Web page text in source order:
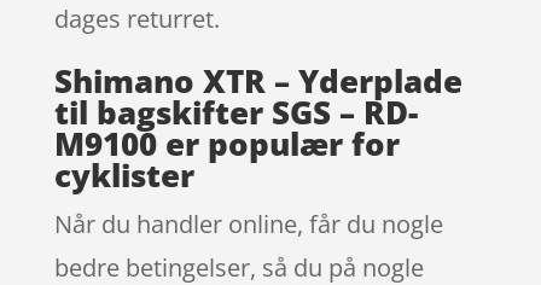
dages returret.
Shimano XTR – Yderplade
til bagskifter SGS – RD-
M9100 er populær for
cyklister
Når du handler online, får du nogle
bedre betingelser, så du på nogle